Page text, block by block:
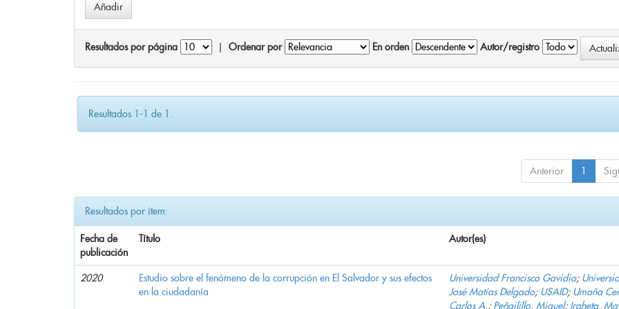
Resultados por página Ordenar por En orden Autor/registro
Resultados 1-1 de 1.
Anterior 1
Resultados por ítem:
Fecha de
publicación
Título Autor(es)
2020
Estudio sobre el fenómeno de la corrupción en El Salvador y sus efectos
en la ciudadanía
Universidad Francisco Gavidia;
José Matías Delgado; USAID; Umaña
Carlos A.; Peñailillo, Miguel; Iraheta,